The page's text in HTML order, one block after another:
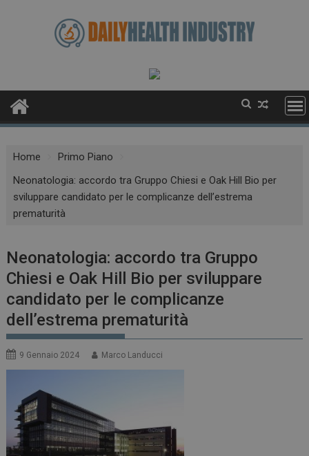
Home
Primo Piano
Neonatologia: accordo tra Gruppo Chiesi e Oak Hill Bio per
sviluppare candidato per le complicanze dell’estrema
prematurità
Neonatologia: accordo tra Gruppo
Chiesi e Oak Hill Bio per sviluppare
candidato per le complicanze
dell’estrema prematurità
9 Gennaio 2024 Marco Landucci